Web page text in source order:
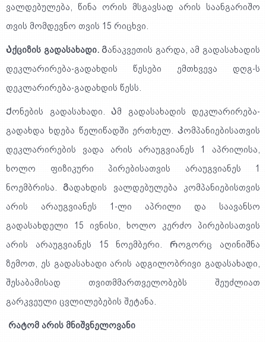
ვალდებულება, წინა ორის მსგავსად არის საანგარიშო
თვის მომდევნო თვის 15 რიცხვი.
Აქციზის გადასახადი.Განაკვეთის გარდა, ამ გადასახადის
დეკლარირება-გადახდის წესები ემთხვევა დღგ-ს
დეკლარირება-გადახდის წესს.
Ქონების გადასახადი. Ამ გადასახადის დეკლარირება-
გადახდა ხდება წელიწადში ერთხელ. Კომპანიებისათვის
დეკლარირების ვადა არის არაუგვიანეს 1 აპრილისა,
ხოლო ფიზიკური პირებისათვის არაუგვიანეს 1
ნოემბრისა. Გადახდის ვალდებულება კომპანიებისთვის
არის არაუგვიანეს 1-ლი აპრილი და საავანსო
გადასახდელი 15 ივნისი, ხოლო კერძო პირებისათვის
არის არაუგვიანეს 15 ნოემბერი. Როგორც აღინიშნა
ზემოთ, ეს გადასახადი არის ადგილობრივი გადასახადი,
შესაბამისად თვითმმართველობებს შეუძლიათ
გარკვეული ცვლილებების შეტანა.
რატომ არის მნიშვნელოვანი